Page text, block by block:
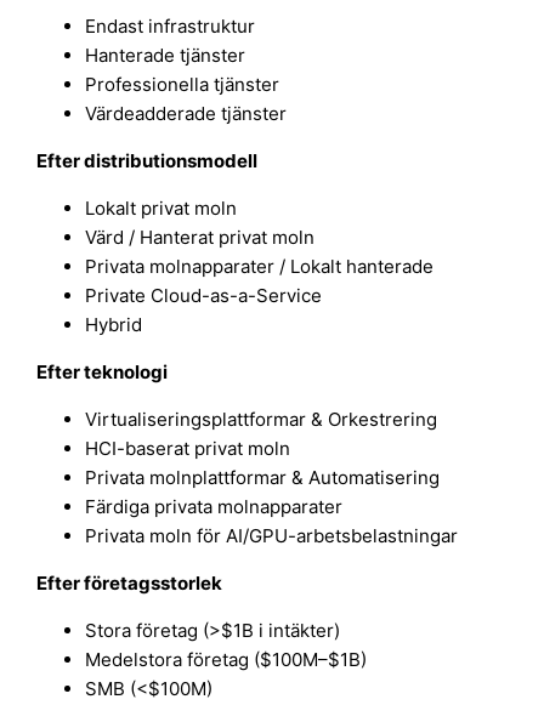
Endast infrastruktur
Hanterade tjänster
Professionella tjänster
Värdeadderade tjänster
Efter distributionsmodell
Lokalt privat moln
Värd / Hanterat privat moln
Privata molnapparater / Lokalt hanterade
Private Cloud-as-a-Service
Hybrid
Efter teknologi
Virtualiseringsplattformar & Orkestrering
HCI-baserat privat moln
Privata molnplattformar & Automatisering
Färdiga privata molnapparater
Privata moln för AI/GPU-arbetsbelastningar
Efter företagsstorlek
Stora företag (>$1B i intäkter)
Medelstora företag ($100M–$1B)
SMB (<$100M)